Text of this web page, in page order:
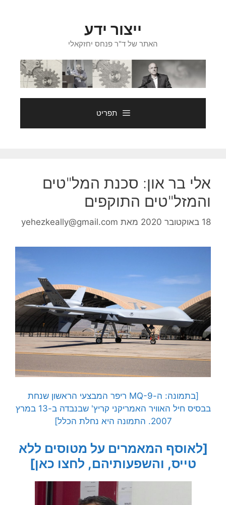
ייצור ידע
האתר של ד"ר פנחס יחזקאלי
תפריט
אלי בר און: סכנת המל"טים
והמזל"טים התוקפים
18 באוקטובר 2020 מאת yehezkeally@gmail.com
[בתמונה: ה-MQ-9 ריפר המבצעי הראשון שנחת
בבסיס חיל האוויר האמריקני קריץ' שבנבדה ב-13 במרץ
2007. התמונה היא נחלת הכלל]
[לאוסף המאמרים על מטוסים ללא
טייס, והשפעותיהם, לחצו כאן]